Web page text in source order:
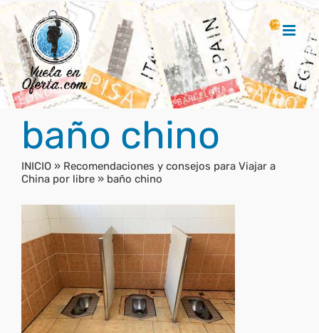
Saltar
contenido
baño chino
INICIO » Recomendaciones y consejos para Viajar a
China por libre » baño chino